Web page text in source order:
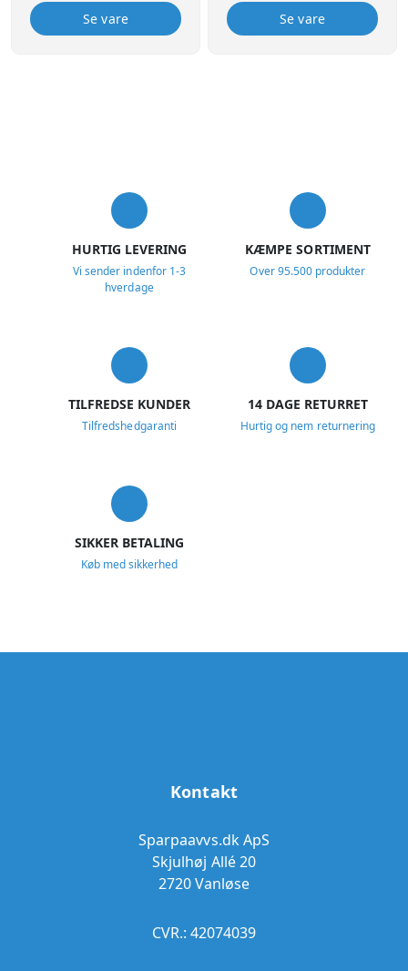
Se vare Se vare
HURTIG LEVERING
Vi sender indenfor 1-3
hverdage
KÆMPE SORTIMENT
Over 95.500 produkter
TILFREDSE KUNDER
Tilfredshedgaranti
14 DAGE RETURRET
Hurtig og nem returnering
SIKKER BETALING
Køb med sikkerhed
Kontakt
Sparpaavvs.dk ApS
Skjulhøj Allé 20
2720 Vanløse
CVR.: 42074039